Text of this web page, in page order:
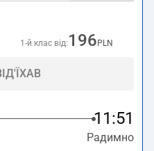
1-й клас від: 196 PLN
11:51
Радимно